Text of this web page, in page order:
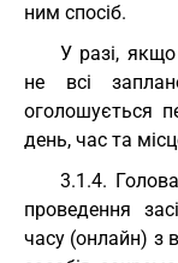
ним спосіб.
У разі,
не всі
оголошується
день, час та
3.1.4.
проведення
часу (онлайн) з